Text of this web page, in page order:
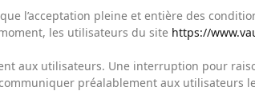
l’acceptation pleine et entière des
les utilisateurs du site https://
aux utilisateurs. Une interruption pour
préalablement aux utilisateurs